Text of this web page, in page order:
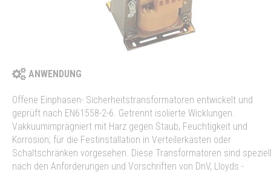
ANWENDUNG
Offene Einphasen- Sicherheitstransformatoren entwickelt und
geprüft nach EN61558-2-6. Getrennt isolierte Wicklungen.
Vakkuumimprägniert mit Harz gegen Staub, Feuchtigkeit und
Korrosion; für die Festinstallation in Verteilerkästen oder
Schaltschränken vorgesehen. Diese Transformatoren sind speziell
nach den Anforderungen und Vorschriften von DnV, Lloyds -